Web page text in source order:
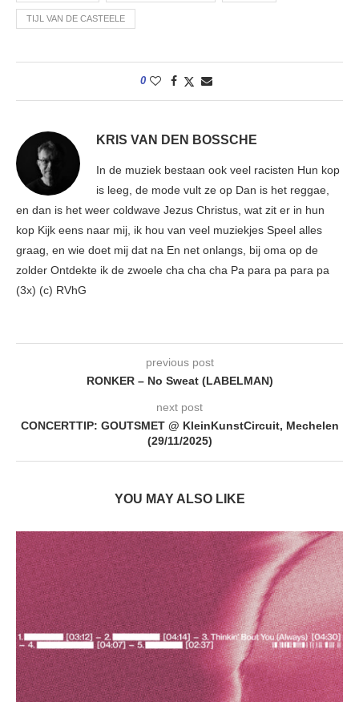
TIJL VAN DE CASTEELE
0
KRIS VAN DEN BOSSCHE
In de muziek bestaan ook veel racisten Hun kop
is leeg, de mode vult ze op Dan is het reggae,
en dan is het weer coldwave Jezus Christus, wat zit er in hun
kop Kijk eens naar mij, ik hou van veel muziekjes Speel alles
graag, en wie doet mij dat na En net onlangs, bij oma op de
zolder Ontdekte ik de zwoele cha cha cha Pa para pa para pa
(3x) (c) RVhG
previous post
RONKER – No Sweat (LABELMAN)
next post
CONCERTTIP: GOUTSMET @ KleinKunstCircuit, Mechelen
(29/11/2025)
YOU MAY ALSO LIKE